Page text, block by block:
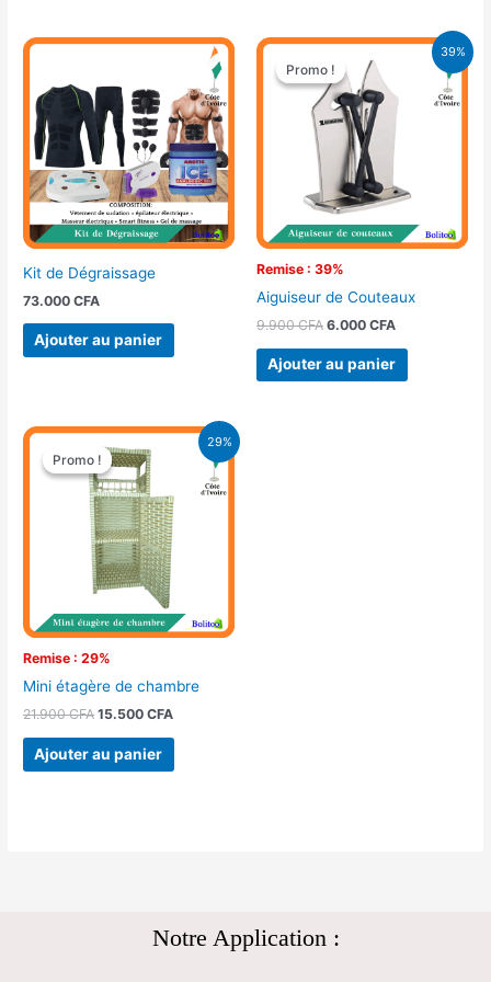
Kit de Dégraissage
73.000CFA
Ajouter au panier
39%
Promo !
Remise : 39%
Promo !
Aiguiseur de Couteaux
9.900CFA
Le
prix
initial
était :
9.900 CFA.
6.000 CFA
Le
est :
Ajouter au panier
29%
Promo !
Remise : 29%
Promo !
Mini étagère de chambre
21.900CFA
Le
prix
initial
était :
21.900 CFA.
15.500CFA
Le
actuel
15.500 CFA.
Ajouter au panier
Notre Application :